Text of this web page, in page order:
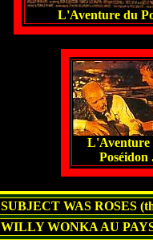
L'Aventure du
L'Aventure
Poséidon
SUBJECT WAS ROSES
WILLY WONKA AU